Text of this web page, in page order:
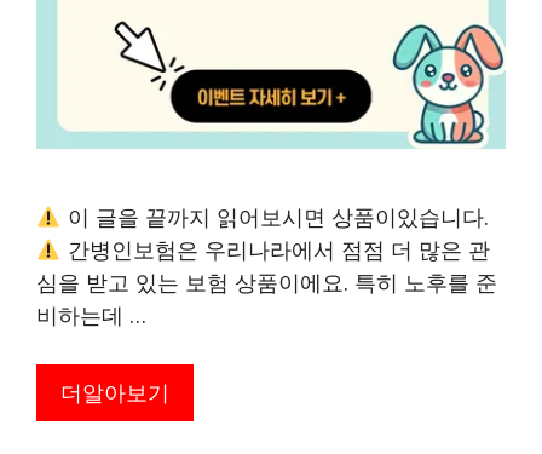
이 글을 끝까지 읽어보시면 상품이있습니다.
간병인보험은 우리나라에서 점점 더 많은 관
심을 받고 있는 보험 상품이에요. 특히 노후를 준
비하는데 …
더알아보기